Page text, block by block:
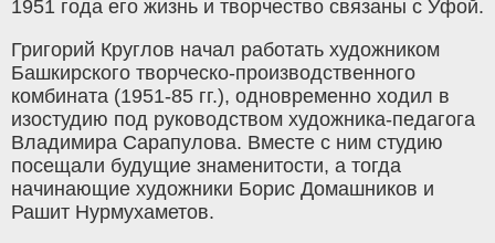
1951 года его жизнь и творчество связаны с Уфой.
Григорий Круглов начал работать художником
Башкирского творческо-производственного
комбината (1951-85 гг.), одновременно ходил в
изостудию под руководством художника-педагога
Владимира Сарапулова. Вместе с ним студию
посещали будущие знаменитости, а тогда
начинающие художники Борис Домашников и
Рашит Нурмухаметов.